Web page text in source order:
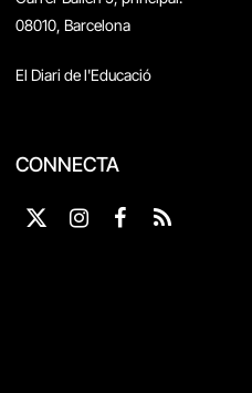
08010, Barcelona
El Diari de l'Educació
CONNECTA
X
Instagram
Facebook
RSS